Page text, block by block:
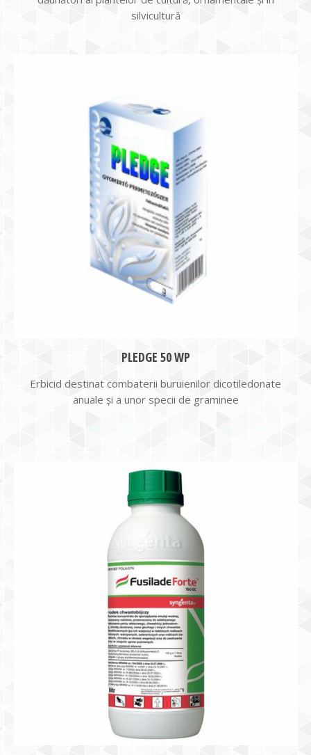
silvicultură
PLEDGE 50 WP
Erbicid destinat combaterii buruienilor dicotiledonate
anuale şi a unor specii de graminee